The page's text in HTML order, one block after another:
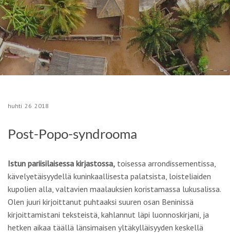
huhti 26 2018
Post-Popo-syndrooma
Istun pariisilaisessa kirjastossa, toisessa arrondissementissa,
kävelyetäisyydellä kuninkaallisesta palatsista, loisteliaiden
kupolien alla, valtavien maalauksien koristamassa lukusalissa.
Olen juuri kirjoittanut puhtaaksi suuren osan Beninissä
kirjoittamistani teksteistä, kahlannut läpi luonnoskirjani, ja
hetken aikaa täällä länsimaisen yltäkylläisyyden keskellä